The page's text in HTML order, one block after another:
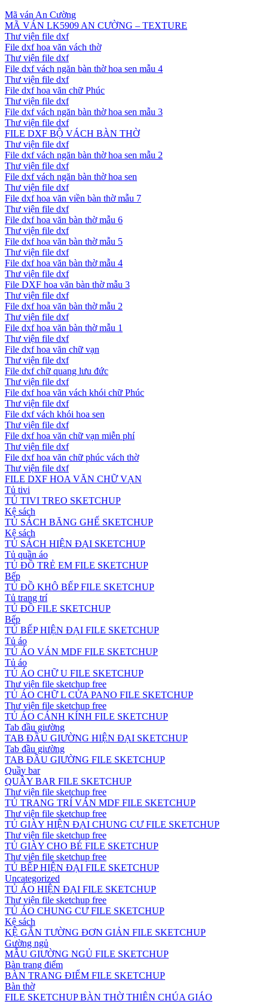
Mã ván An Cường
MÃ VÁN LK5909 AN CƯỜNG – TEXTURE
Thư viện file dxf
File dxf hoa văn vách thờ
Thư viện file dxf
File dxf vách ngăn bàn thờ hoa sen mẫu 4
Thư viện file dxf
File dxf hoa văn chữ Phúc
Thư viện file dxf
File dxf vách ngăn bàn thờ hoa sen mẫu 3
Thư viện file dxf
FILE DXF BỘ VÁCH BÀN THỜ
Thư viện file dxf
File dxf vách ngăn bàn thờ hoa sen mẫu 2
Thư viện file dxf
File dxf vách ngăn bàn thờ hoa sen
Thư viện file dxf
File dxf hoa văn viền bàn thờ mẫu 7
Thư viện file dxf
File dxf hoa văn bàn thờ mẫu 6
Thư viện file dxf
File dxf hoa văn bàn thờ mẫu 5
Thư viện file dxf
File dxf hoa văn bàn thờ mẫu 4
Thư viện file dxf
File DXF hoa văn bàn thờ mẫu 3
Thư viện file dxf
File dxf hoa văn bàn thờ mẫu 2
Thư viện file dxf
File dxf hoa văn bàn thờ mẫu 1
Thư viện file dxf
File dxf hoa văn chữ vạn
Thư viện file dxf
File dxf chữ quang lưu đức
Thư viện file dxf
File dxf hoa văn vách khói chữ Phúc
Thư viện file dxf
File dxf vách khói hoa sen
Thư viện file dxf
File dxf hoa văn chữ vạn miễn phí
Thư viện file dxf
File dxf hoa văn chữ phúc vách thờ
Thư viện file dxf
FILE DXF HOA VĂN CHỮ VẠN
Tủ tivi
TỦ TIVI TREO SKETCHUP
Kệ sách
TỦ SÁCH BĂNG GHẾ SKETCHUP
Kệ sách
TỦ SÁCH HIỆN ĐẠI SKETCHUP
Tủ quần áo
TỦ ĐỒ TRẺ EM FILE SKETCHUP
Bếp
TỦ ĐỒ KHÔ BẾP FILE SKETCHUP
Tủ trang trí
TỦ ĐỒ FILE SKETCHUP
Bếp
TỦ BẾP HIỆN ĐẠI FILE SKETCHUP
Tủ áo
TỦ ÁO VÁN MDF FILE SKETCHUP
Tủ áo
TỦ ÁO CHỮ U FILE SKETCHUP
Thư viện file sketchup free
TỦ ÁO CHỮ L CỬA PANO FILE SKETCHUP
Thư viện file sketchup free
TỦ ÁO CÁNH KÍNH FILE SKETCHUP
Tab đầu giường
TAB ĐẦU GIƯỜNG HIỆN ĐẠI SKETCHUP
Tab đầu giường
TAB ĐẦU GIƯỜNG FILE SKETCHUP
Quầy bar
QUẦY BAR FILE SKETCHUP
Thư viện file sketchup free
TỦ TRANG TRÍ VÁN MDF FILE SKETCHUP
Thư viện file sketchup free
TỦ GIÀY HIỆN ĐẠI CHUNG CƯ FILE SKETCHUP
Thư viện file sketchup free
TỦ GIÀY CHO BÉ FILE SKETCHUP
Thư viện file sketchup free
TỦ BẾP HIỆN ĐẠI FILE SKETCHUP
Uncategorized
TỦ ÁO HIỆN ĐẠI FILE SKETCHUP
Thư viện file sketchup free
TỦ ÁO CHUNG CƯ FILE SKETCHUP
Kệ sách
KỆ GẮN TƯỜNG ĐƠN GIẢN FILE SKETCHUP
Gường ngủ
MẪU GIƯỜNG NGỦ FILE SKETCHUP
Bàn trang điểm
BÀN TRANG ĐIỂM FILE SKETCHUP
Bàn thờ
FILE SKETCHUP BÀN THỜ THIÊN CHÚA GIÁO